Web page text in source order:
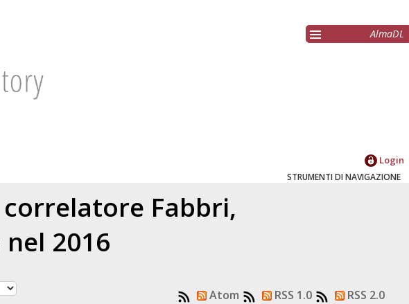
AlmaDL
Login
STRUMENTI DI NAVIGAZIONE
Fabbri,
2016
Atom RSS 1.0 RSS 2.0